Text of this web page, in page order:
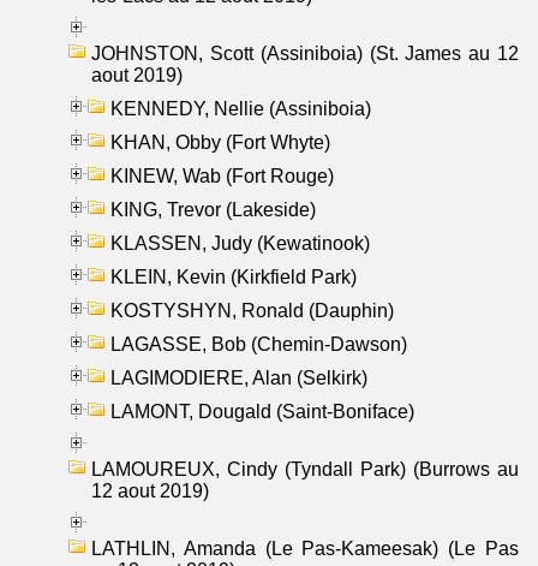
JOHNSTON, Scott (Assiniboia) (St. James au 12
aout 2019)
KENNEDY, Nellie (Assiniboia)
KHAN, Obby (Fort Whyte)
KINEW, Wab (Fort Rouge)
KING, Trevor (Lakeside)
KLASSEN, Judy (Kewatinook)
KLEIN, Kevin (Kirkfield Park)
KOSTYSHYN, Ronald (Dauphin)
LAGASSE, Bob (Chemin-Dawson)
LAGIMODIERE, Alan (Selkirk)
LAMONT, Dougald (Saint-Boniface)
LAMOUREUX, Cindy (Tyndall Park) (Burrows au
12 aout 2019)
LATHLIN, Amanda (Le Pas-Kameesak) (Le Pas